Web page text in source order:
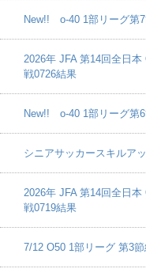
New!! o-40 1部リーグ第7
2026年 JFA 第14回全日
戦0726結果
New!! o-40 1部リーグ第6
シニアサッカースキルア
2026年 JFA 第14回全日
戦0719結果
7/12 O50 1部リーグ 第3